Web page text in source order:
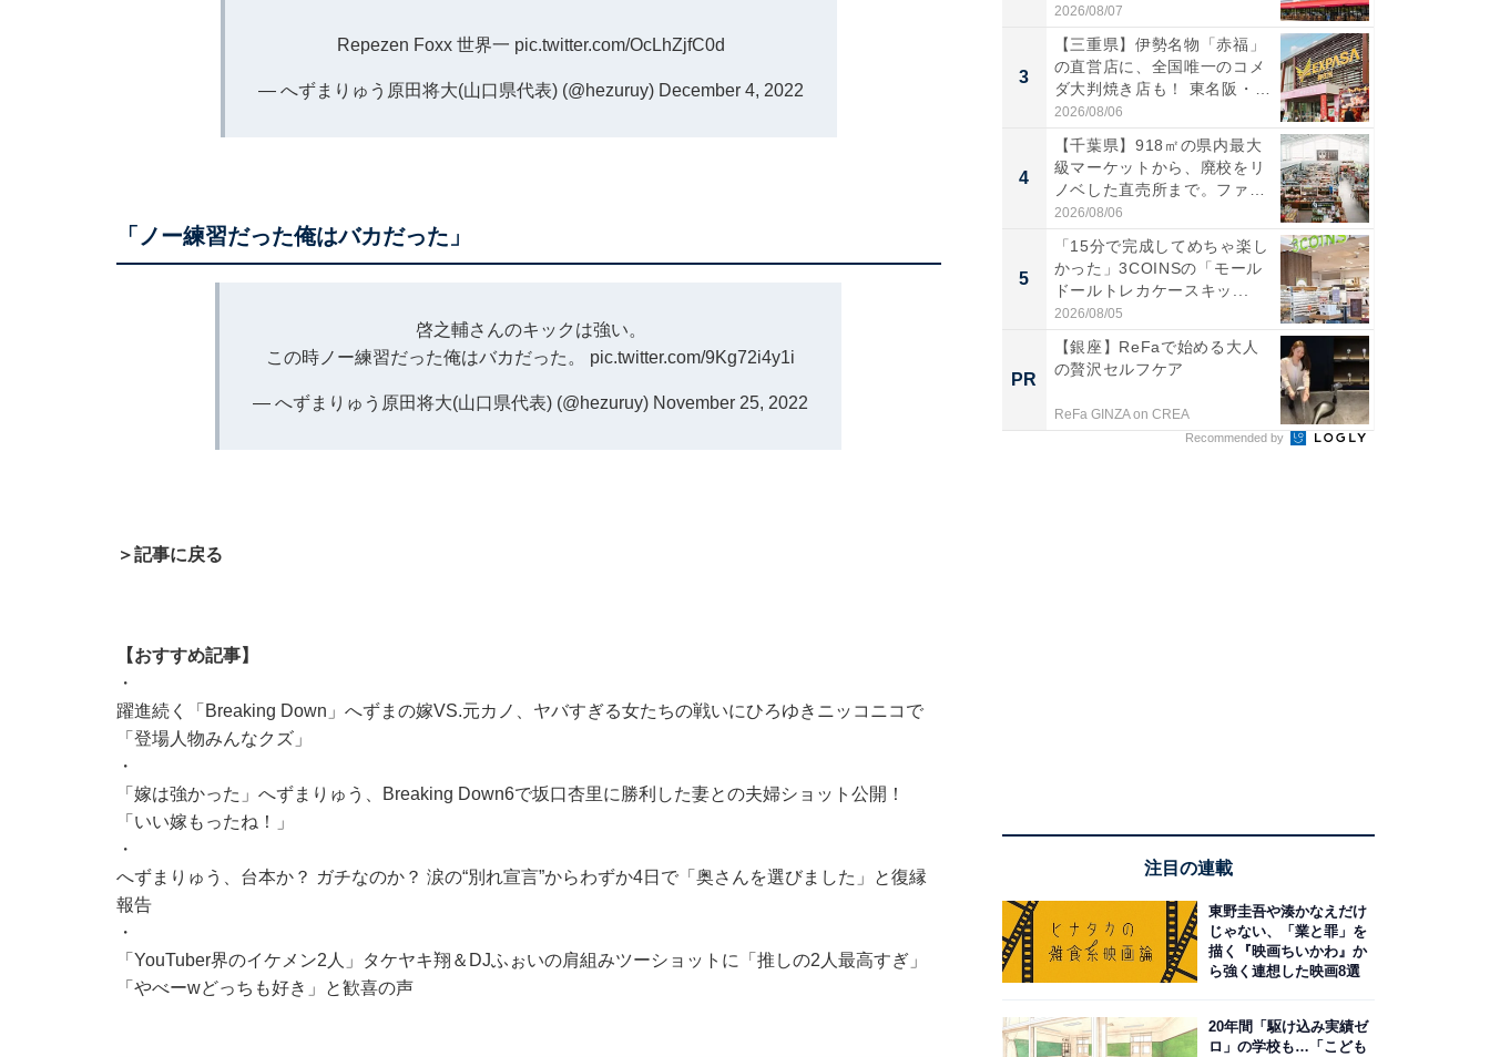
Repezen Foxx 世界一 pic.twitter.com/OcLhZjfC0d
— へずまりゅう原田将大(山口県代表) (@hezuruy) December 4, 2022
「ノー練習だった俺はバカだった」
啓之輔さんのキックは強い。
この時ノー練習だった俺はバカだった。 pic.twitter.com/9Kg72i4y1i
— へずまりゅう原田将大(山口県代表) (@hezuruy) November 25, 2022
＞記事に戻る
【おすすめ記事】
・
躍進続く「Breaking Down」へずまの嫁VS.元カノ、ヤバすぎる女たちの戦いにひろゆきニッコニコで
「登場人物みんなクズ」
・
「嫁は強かった」へずまりゅう、Breaking Down6で坂口杏里に勝利した妻との夫婦ショット公開！
「いい嫁もったね！」
・
へずまりゅう、台本か？ ガチなのか？ 涙の“別れ宣言”からわずか4日で「奥さんを選びました」と復縁
報告
・
「YouTuber界のイケメン2人」タケヤキ翔＆DJふぉいの肩組みツーショットに「推しの2人最高すぎ」
「やべーwどっちも好き」と歓喜の声
ア...
2026/08/07
3
【三重県】伊勢名物「赤福」
の直営店に、全国唯一のコメ
ダ大判焼き店も！ 東名阪・
伊...
2026/08/06
4
【千葉県】918㎡の県内最大
級マーケットから、廃校をリ
ノベした直売所まで。ファ
ー...
2026/08/06
5
「15分で完成してめちゃ楽し
かった」3COINSの「モール
ドールトレカケースキッ...
2026/08/05
PR
【銀座】ReFaで始める大人
の贅沢セルフケア
ReFa GINZA on CREA
Recommended by
注目の連載
東野圭吾や湊かなえだけ
じゃない、「業と罪」を
描く『映画ちいかわ』か
ら強く連想した映画8選
20年間「駆け込み実績ゼ
ロ」の学校も…「こども